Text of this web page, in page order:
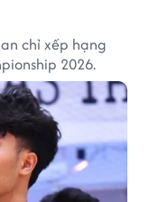
chỉ xếp hạng
2026.